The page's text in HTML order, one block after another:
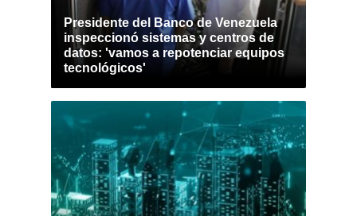
Presidente del Banco de Venezuela
inspeccionó sistemas y centros de
datos: 'vamos a repotenciar equipos
tecnológicos'